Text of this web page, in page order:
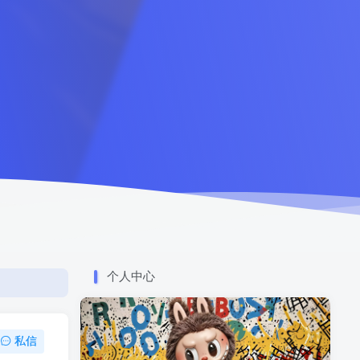
私信
个人中心